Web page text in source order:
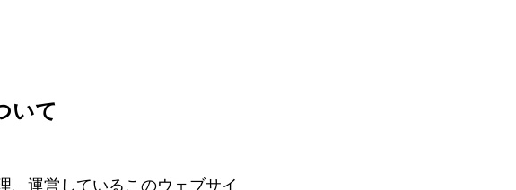
いて
、運営しているこのウェブサイ